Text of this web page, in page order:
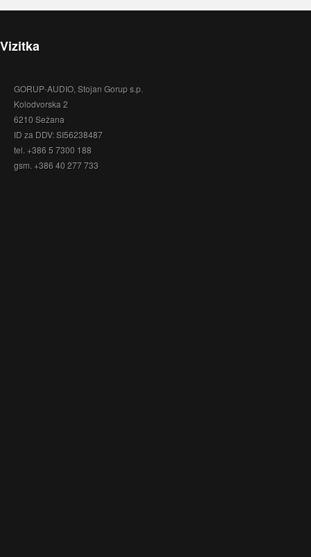
Vizitka
GORUP-AUDIO, Stojan Gorup s.p.
Kolodvorska 2
6210 Sežana
ID za DDV: SI56238487
tel. +386 5 7300 188
gsm. +386 40 277 733